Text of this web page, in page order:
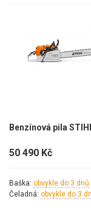
Elektrické tříkolky
Zahradní traktory
Řetězové pily
Náhradní díly pro
Benzínová pila
50 490 Kč
Baška: obvykle do 3 dnů
Čeladná: obvykle do 3